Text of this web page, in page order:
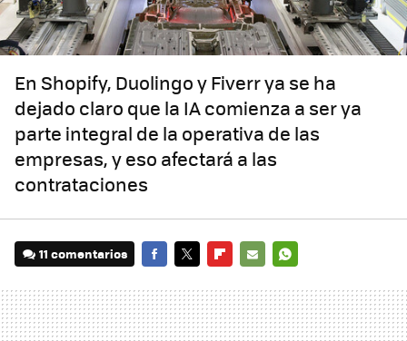
En Shopify, Duolingo y Fiverr ya se ha
dejado claro que la IA comienza a ser ya
parte integral de la operativa de las
empresas, y eso afectará a las
contrataciones
11 comentarios
MAIL